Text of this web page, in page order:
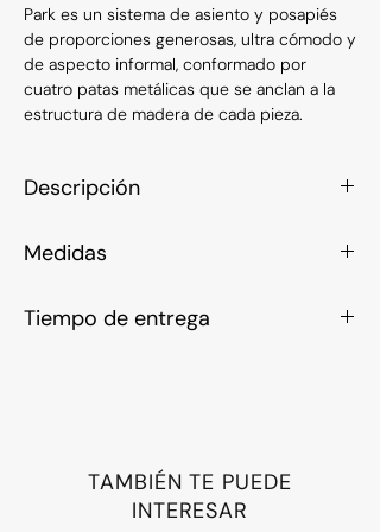
Park es un sistema de asiento y posapiés
de proporciones generosas, ultra cómodo y
de aspecto informal, conformado por
cuatro patas metálicas que se anclan a la
estructura de madera de cada pieza.
Descripción
metalica en terminacion pintada en
Genero parra tapizar a cargo del cliente.
Medidas
Apoyapies: 90cm x 50cm
Tiempo de entrega
TAMBIÉN TE PUEDE
INTERESAR